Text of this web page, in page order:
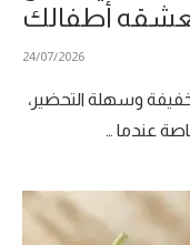
أطفالك
24/07/2026
وسهلة التحضير،
عندما …